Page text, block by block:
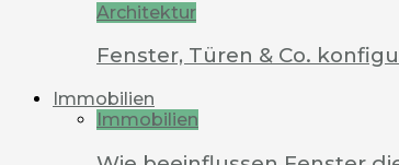
Architektur
Fenster, Türen & Co.
Immobilien
Immobilien